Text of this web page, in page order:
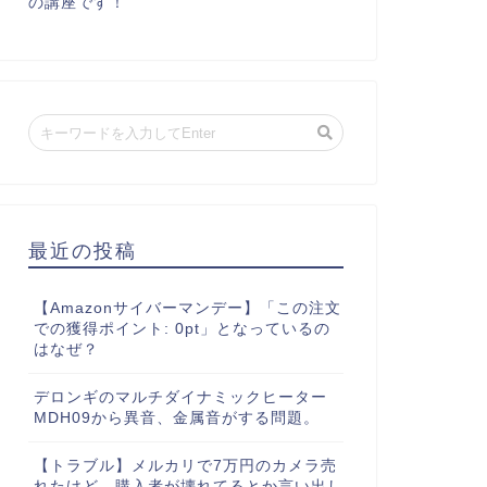
最近の投稿
【Amazonサイバーマンデー】「この注文
での獲得ポイント: 0pt」となっているの
はなぜ？
デロンギのマルチダイナミックヒーター
MDH09から異音、金属音がする問題。
【トラブル】メルカリで7万円のカメラ売